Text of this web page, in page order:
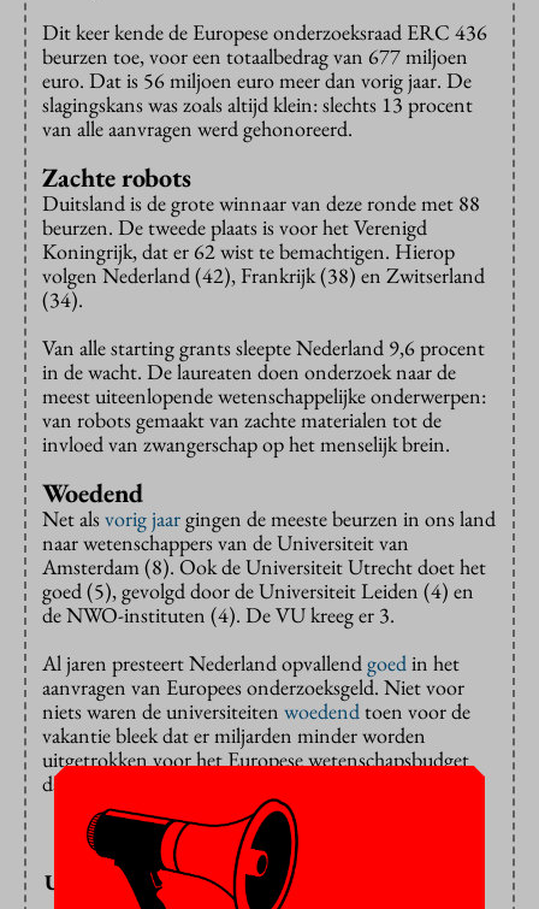
Dit keer kende de Europese onderzoeksraad ERC 436
beurzen toe, voor een totaalbedrag van 677 miljoen
euro. Dat is 56 miljoen euro meer dan vorig jaar. De
slagingskans was zoals altijd klein: slechts 13 procent
van alle aanvragen werd gehonoreerd.
Zachte robots
Duitsland is de grote winnaar van deze ronde met 88
beurzen. De tweede plaats is voor het Verenigd
Koningrijk, dat er 62 wist te bemachtigen. Hierop
volgen Nederland (42), Frankrijk (38) en Zwitserland
(34).
Van alle starting grants sleepte Nederland 9,6 procent
in de wacht. De laureaten doen onderzoek naar de
meest uiteenlopende wetenschappelijke onderwerpen:
van robots gemaakt van zachte materialen tot de
invloed van zwangerschap op het menselijk brein.
Woedend
Net alsvorig jaargingen de meeste beurzen in ons land
naar wetenschappers van de Universiteit van
Amsterdam (8). Ook de Universiteit Utrecht doet het
goed (5), gevolgd door de Universiteit Leiden (4) en
de NWO-instituten (4). De VU kreeg er 3.
Al jaren presteert Nederland opvallendgoedin het
aanvragen van Europees onderzoeksgeld. Niet voor
niets waren de universiteiten woedendtoen voor de
vakantie bleek dat er miljarden minder worden
uitgetrokken voor het Europese wetenschapsbudget
dan aanvankelijk de bedoeling was.
Universiteiten